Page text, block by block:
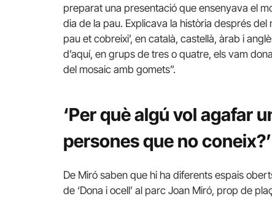
preparat una presentació que ensenyava el
dia de la pau. Explicava la història després del
pau et cobreixi’, en català, castellà, àrab i
d’aquí, en grups de tres o quatre, els vam
del mosaic amb gomets”.
‘Per què algú vol agafar
persones que no coneix?’
De Miró saben que hi ha diferents espais
de ‘Dona i ocell’ al parc Joan Miró, prop de